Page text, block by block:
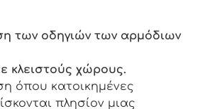
των οδηγιών των αρμόδιων
κλειστούς χώρους.
όπου κατοικημένες
πλησίον μιας